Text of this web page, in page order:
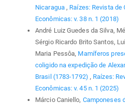
Nicaragua , Raízes: Revista
Econômicas: v. 38 n. 1 (2018)
André Luiz Guedes da Silva,
Sérgio Ricardo Brito Santos,
Maria Pessôa, Mamíferos
coligido na expedição de
Brasil (1783-1792) , Raízes:
Econômicas: v. 45 n. 1 (2025)
Márcio Caniello, Camponeses